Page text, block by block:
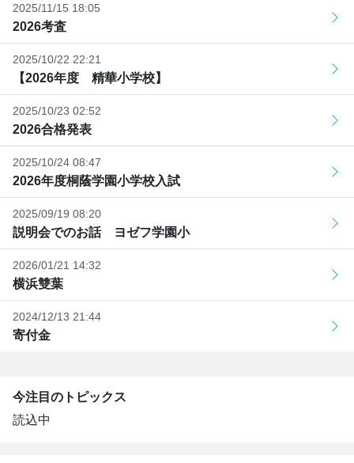
2025/11/15 18:05
2026考査
2025/10/22 22:21
【2026年度 精華小学校】
2025/10/23 02:52
2026合格発表
2025/10/24 08:47
2026年度桐蔭学園小学校入試
2025/09/19 08:20
説明会でのお話 ヨゼフ学園小
2026/01/21 14:32
横浜雙葉
2024/12/13 21:44
寄付金
今注目のトピックス
読込中